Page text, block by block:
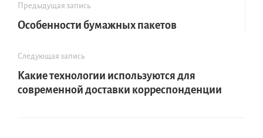
Предыдущая запись
Особенности бумажных пакетов
Следующая запись
Какие технологии используются для
современной доставки корреспонденции